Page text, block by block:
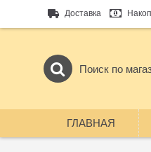
Доставка
ГЛАВНАЯ